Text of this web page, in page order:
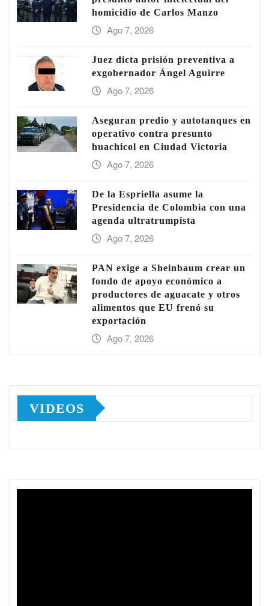
homicidio de Carlos Manzo
Ago 7, 2026
Juez dicta prisión preventiva a
exgobernador Ángel Aguirre
Ago 7, 2026
Aseguran predio y autotanques en
operativo contra presunto
huachicol en Ciudad Victoria
Ago 7, 2026
De la Espriella asume la
Presidencia de Colombia con una
agenda ultratrumpista
Ago 7, 2026
PAN exige a Sheinbaum crear un
fondo de apoyo económico a
productores de aguacate y otros
alimentos que EU frenó su
exportación
Ago 7, 2026
VIDEOS